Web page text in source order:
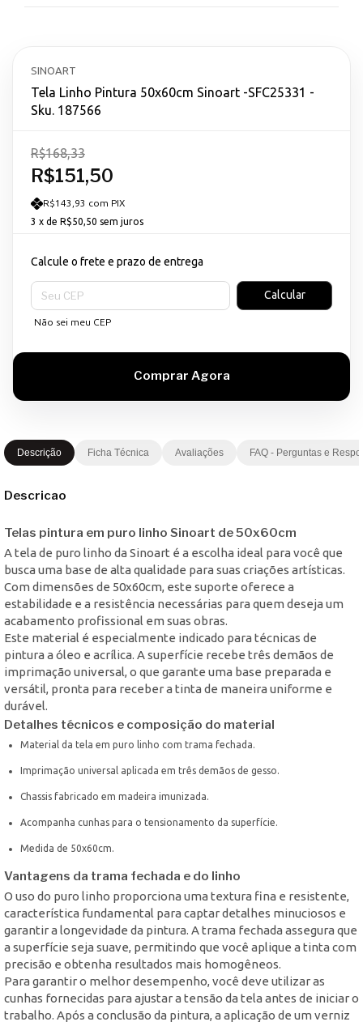
SINOART
Tela Linho Pintura 50x60cm Sinoart -SFC25331 -
Sku. 187566
R$151,50
R$168,33
R$143,93 com PIX
3 x de R$50,50 sem juros
Calcule o frete e prazo de entrega
Entregas para o CEP:
Calcular
Não sei meu CEP
Descrição Ficha Técnica Avaliações FAQ - Perguntas e
Descricao
Telas pintura em puro linho Sinoart de 50x60cm
A tela de puro linho da Sinoart é a escolha ideal para você que
busca uma base de alta qualidade para suas criações artísticas.
Com dimensões de 50x60cm, este suporte oferece a
estabilidade e a resistência necessárias para quem deseja um
acabamento profissional em suas obras.
Este material é especialmente indicado para técnicas de
pintura a óleo e acrílica. A superfície recebe três demãos de
imprimação universal, o que garante uma base preparada e
versátil, pronta para receber a tinta de maneira uniforme e
durável.
Detalhes técnicos e composição do material
Material da tela em puro linho com trama fechada.
Imprimação universal aplicada em três demãos de gesso.
Chassis fabricado em madeira imunizada.
Acompanha cunhas para o tensionamento da superfície.
Medida de 50x60cm.
Vantagens da trama fechada e do linho
O uso do puro linho proporciona uma textura fina e resistente,
característica fundamental para captar detalhes minuciosos e
garantir a longevidade da pintura. A trama fechada assegura que
a superfície seja suave, permitindo que você aplique a tinta com
precisão e obtenha resultados mais homogêneos.
Para garantir o melhor desempenho, você deve utilizar as
cunhas fornecidas para ajustar a tensão da tela antes de iniciar o
trabalho. Após a conclusão da pintura, a aplicação de um verniz